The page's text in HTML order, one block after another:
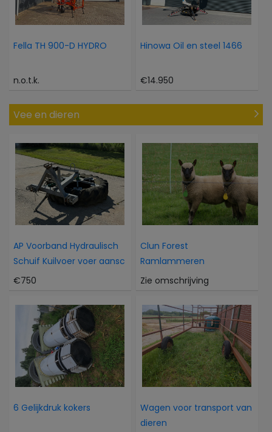
Fella TH 900-D HYDRO
n.o.t.k.
Hinowa Oil en steel 1466
€14.950
Vee en dieren
AP Voorband Hydraulisch
Schuif Kuilvoer voer aansc
€750
Clun Forest
Ramlammeren
Zie omschrijving
6 Gelijkdruk kokers
Wagen voor transport van
dieren